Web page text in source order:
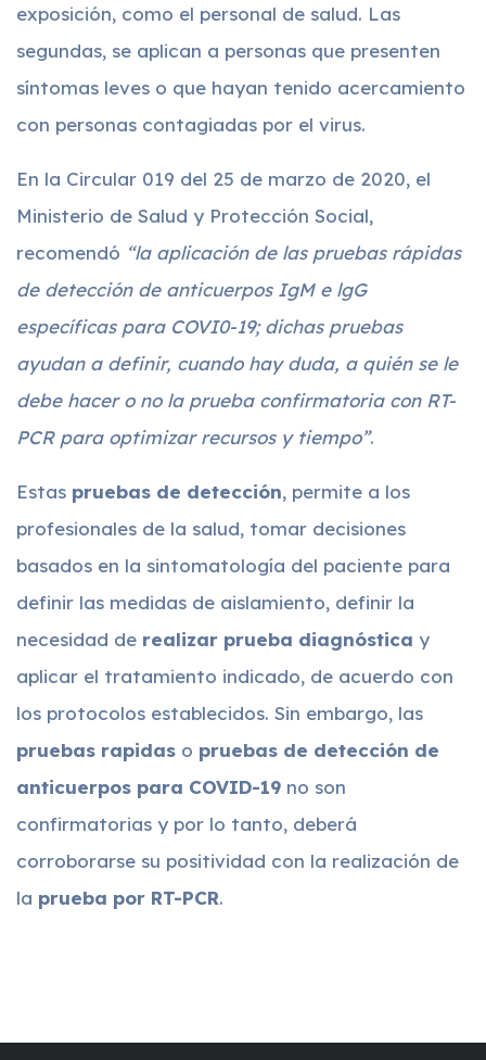
exposición, como el personal de salud. Las
segundas, se aplican a personas que presenten
síntomas leves o que hayan tenido acercamiento
con personas contagiadas por el virus.
En la Circular 019 del 25 de marzo de 2020, el
Ministerio de Salud y Protección Social,
recomendó “la aplicación de las pruebas rápidas
de detección de anticuerpos IgM e lgG
específicas para COVI0-19; dichas pruebas
ayudan a definir, cuando hay duda, a quién se le
debe hacer o no la prueba confirmatoria con RT-
PCR para optimizar recursos y tiempo”.
Estas pruebas de detección, permite a los
profesionales de la salud, tomar decisiones
basados en la sintomatología del paciente para
definir las medidas de aislamiento, definir la
necesidad de realizar prueba diagnóstica y
aplicar el tratamiento indicado, de acuerdo con
los protocolos establecidos. Sin embargo, las
pruebas rapidas o pruebas de detección de
anticuerpos para COVID-19 no son
confirmatorias y por lo tanto, deberá
corroborarse su positividad con la realización de
la prueba por RT-PCR.